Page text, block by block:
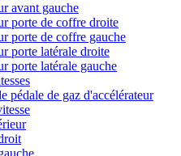
avant gauche
porte de coffre droite
porte de coffre gauche
porte latérale droite
porte latérale gauche
pédale de gaz d'accélérateur